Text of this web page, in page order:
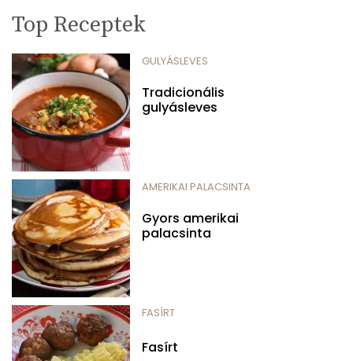
Top Receptek
GULYÁSLEVES
Tradicionális
gulyásleves
AMERIKAI PALACSINTA
Gyors amerikai
palacsinta
FASÍRT
Fasírt